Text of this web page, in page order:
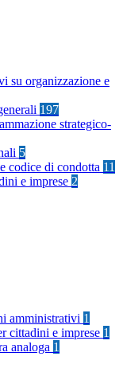
su organizzazione e
197
strategico-
5
codice di condotta 11
e imprese 2
amministrativi 1
cittadini e imprese 1
analoga 1